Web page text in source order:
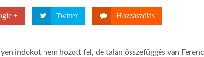
+ Twitter Hozzászólás
indokot nem hozott fel, de talán összefüggés van Ferenc